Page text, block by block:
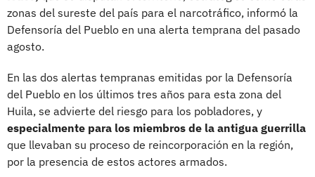
zonas del sureste del país para el narcotráfico, informó la
Defensoría del Pueblo en una alerta temprana del pasado
agosto.
En las dos alertas tempranas emitidas por la Defensoría
del Pueblo en los últimos tres años para esta zona del
Huila, se advierte del riesgo para los pobladores, y
especialmente para los miembros de la antigua guerrilla
que llevaban su proceso de reincorporación en la región,
por la presencia de estos actores armados.